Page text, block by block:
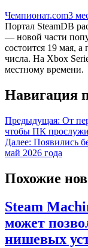
Чемпионат.com3
Портал SteamDB
— новой части
состоится 19 мая, а
числа. На Xbox
местному времени.
Навигация
Предыдущая: От
чтобы ПК
Далее: Появились
май 2026 года
Похожие
Steam
может
нишевых